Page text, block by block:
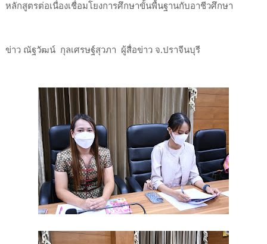
หลักสูตรต่อเนื่องเชื่อมโยงการศึกษาขั้นพื้นฐานกับอาชีวศึกษา
ข่าว ณัฐวัฒน์ กุลเศรษฐ์สุวภา ผู้สื่อข่าว จ.ปราจีนบุรี